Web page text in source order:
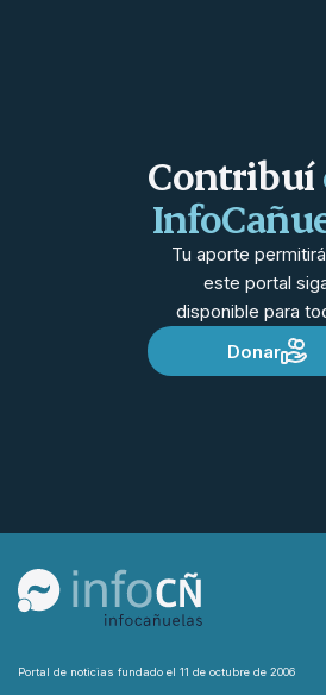
Contribuí
Tu aporte
este portal
disponible para
Donar
Portal de noticias fundado el 11 de octubre de 2006